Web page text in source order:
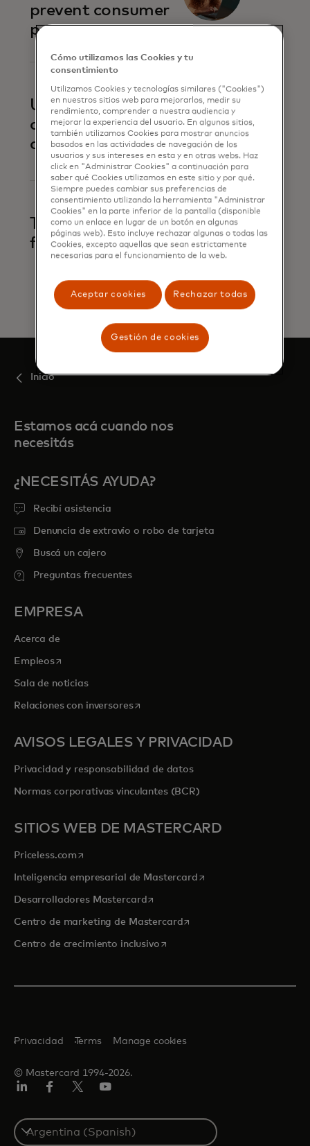
prevent consumer
payment scams
Uniting against
account-to-
account fraud
Trace and alert
financial crime
Inicio
Estamos acá cuando nos
necesitás
¿NECESITÁS AYUDA?
Recibí asistencia
Denuncia de extravío o robo de tarjeta
Buscá un cajero
Preguntas frecuentes
EMPRESA
Acerca de
Empleosse abre en una pestaña nueva
Sala de noticias
Relaciones con inversoresse abre en una pestaña nueva
AVISOS LEGALES Y PRIVACIDAD
Privacidad y responsabilidad de datos
Normas corporativas vinculantes (BCR)
SITIOS WEB DE MASTERCARD
Priceless.com se abre en una pestaña nueva
Inteligencia empresarial de Mastercardse abre en una pestaña
Desarrolladores Mastercardse abre en una pestaña nueva
Centro de marketing de Mastercardse abre en una pestaña
Centro de crecimiento inclusivose abre en una pestaña nueva
© Mastercard 1994-2026.
Privacidad Terms Manage cookies
Select
a
Cómo utilizamos las Cookies y tu
consentimiento
Utilizamos Cookies y tecnologías similares ("Cookies")
en nuestros sitios web para mejorarlos, medir su
rendimiento, comprender a nuestra audiencia y
mejorar la experiencia del usuario. En algunos sitios,
también utilizamos Cookies para mostrar anuncios
basados ​​en las actividades de navegación de los
usuarios y sus intereses en esta y en otras webs. Haz
click en "Administrar Cookies" a continuación para
saber qué Cookies utilizamos en este sitio y por qué.
Siempre puedes cambiar sus preferencias de
consentimiento utilizando la herramienta "Administrar
Cookies" en la parte inferior de la pantalla (disponible
como un enlace en lugar de un botón en algunas
páginas web). Esto incluye rechazar algunas o todas las
Cookies, excepto aquellas que sean estrictamente
necesarias para el funcionamiento de la web.
Aceptar cookies Rechazar todas
Gestión de cookies